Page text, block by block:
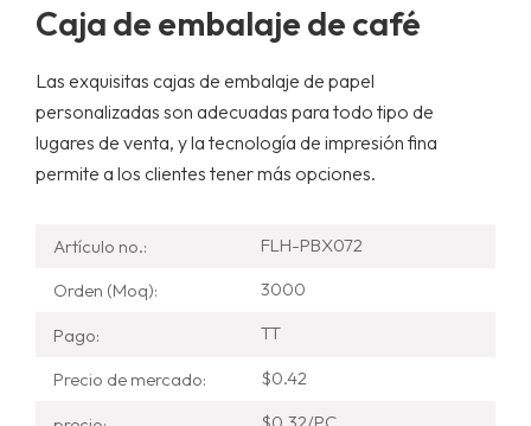
Caja de embalaje de café
Las exquisitas cajas de embalaje de papel
personalizadas son adecuadas para todo tipo de
lugares de venta, y la tecnología de impresión fina
permite a los clientes tener más opciones.
Artículo no.: FLH-PBX072
Orden (Moq): 3000
Pago: TT
Precio de mercado: $0.42